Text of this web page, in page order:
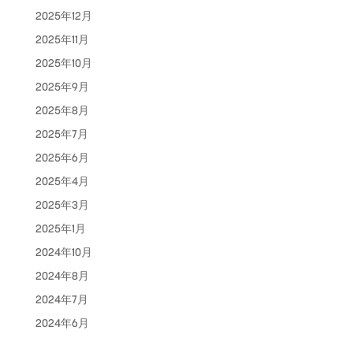
2025年12月
2025年11月
2025年10月
2025年9月
2025年8月
2025年7月
2025年6月
2025年4月
2025年3月
2025年1月
2024年10月
2024年8月
2024年7月
2024年6月